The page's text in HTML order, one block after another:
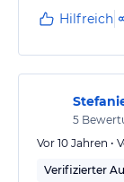
Hilfreich
5
Vor 10 Jahren •
Verifizierter